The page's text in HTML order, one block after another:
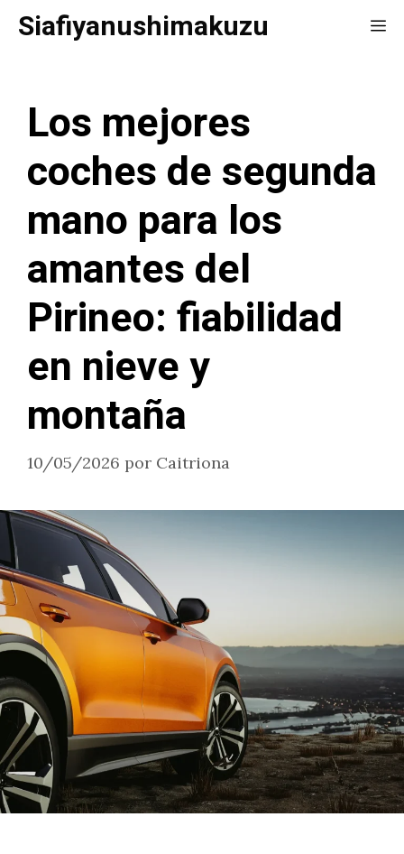
SaltarSiafiyanushimakuzu
Los mejores
coches de segunda
mano para los
amantes del
Pirineo: fiabilidad
en nieve y
montaña
10/05/2026 por Caitriona